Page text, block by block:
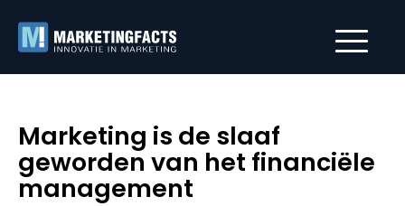
Marketing is de slaaf
geworden van het financiële
management